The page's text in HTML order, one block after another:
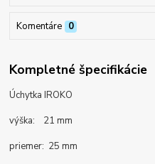
Komentáre 0
Kompletné špecifikácie
Úchytka IROKO
výška: 21 mm
priemer: 25 mm